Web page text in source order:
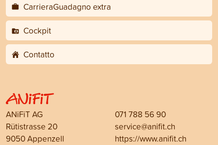
CarrieraGuadagno extra
Cockpit
Contatto
ANiFiT AG
Rütistrasse 20
9050 Appenzell
071 788 56 90
service@anifit.ch
https://www.anifit.ch